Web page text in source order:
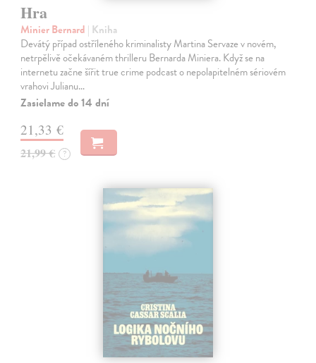
Hra
Minier Bernard | Kniha
Devátý případ ostříleného kriminalisty Martina Servaze v novém,
netrpělivě očekávaném thrilleru Bernarda Miniera. Když se na
internetu začne šířit true crime podcast o nepolapitelném sériovém
vrahovi Julianu…
Zasielame do 14 dní
21,33 €
21,99 € ?